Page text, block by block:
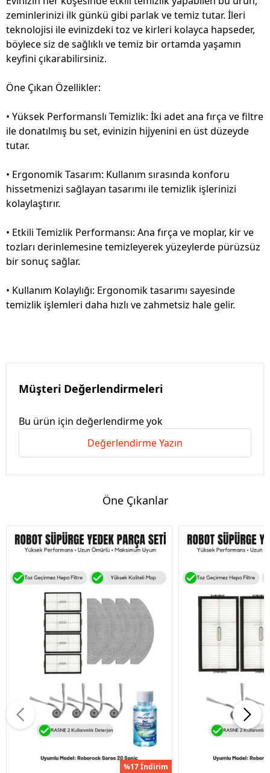
zeminlerinizi ilk günkü gibi parlak ve temiz tutar. İleri
teknolojisi ile evinizdeki toz ve kirleri kolayca hapseder,
böylece siz de sağlıklı ve temiz bir ortamda yaşamın
keyfini çıkarabilirsiniz.
Öne Çıkan Özellikler:
• Yüksek Performanslı Temizlik: İki adet ana fırça ve filtre
ile donatılmış bu set, evinizin hijyenini en üst düzeyde
tutar.
• Ergonomik Tasarım: Kullanım sırasında konforu
hissetmenizi sağlayan tasarımı ile temizlik işlerinizi
kolaylaştırır.
• Etkili Temizlik Performansı: Ana fırça ve moplar, kir ve
tozları derinlemesine temizleyerek yüzeylerde pürüzsüz
bir sonuç sağlar.
• Kullanım Kolaylığı: Ergonomik tasarımı sayesinde
temizlik işlemleri daha hızlı ve zahmetsiz hale gelir.
Müşteri Değerlendirmeleri
Bu ürün için değerlendirme yok
Değerlendirme Yazın
Öne Çıkanlar
%17 İndirim